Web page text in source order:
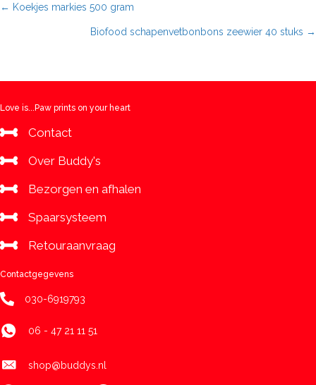
Posts
navigation
← Koekjes markies 500 gram
Biofood schapenvetbonbons zeewier 40 stuks →
Love is...Paw prints on your heart
Contact
Over Buddy's
Bezorgen en afhalen
Spaarsysteem
Retouraanvraag
Contactgegevens
030-6919793
06 - 47 21 11 51
shop@buddys.nl